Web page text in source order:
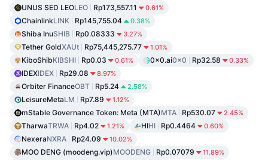
UNUS SED LEOLEO Rp173,557.11 0.61%
ChainlinkLINK Rp145,755.04 0.38%
Shiba InuSHIB Rp0.08333 3.27%
Tether GoldXAUt Rp75,445,275.77 1.01%
KiboShibKIBSHI Rp0.03 0.61% 0x0.ai0x0 Rp32.58 0.33%
IDEXIDEX Rp29.08 8.97%
Orbiter FinanceOBT Rp5.24 2.58%
LeisureMetaLM Rp7.89 1.12%
mStable Governance Token: Meta (MTA)MTA Rp530.07 2.45%
TharwaTRWA Rp4.02 1.21% HIHI Rp0.4464 0.60%
NexeraNXRA Rp24.09 10.02%
MOO DENG (moodeng.vip)MOODENG Rp0.07079 11.89%